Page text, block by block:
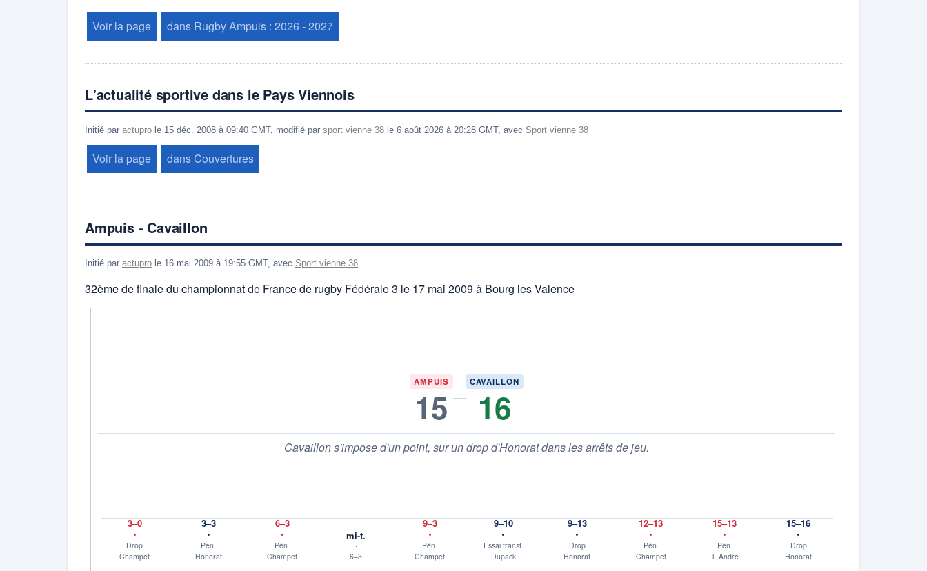
Voir la page dans Rugby Ampuis : 2026 - 2027
L'actualité sportive dans le Pays Viennois
Initié par actupro le 15 déc. 2008 à 09:40 GMT, modifié par sport vienne 38 le 6 août 2026 à 20:28 GMT, avec Sport vienne 38
Voir la page dans Couvertures
Ampuis - Cavaillon
Initié par actupro le 16 mai 2009 à 19:55 GMT, avec Sport vienne 38
32ème de finale du championnat de France de rugby Fédérale 3 le 17 mai 2009 à Bourg les Valence
AMPUIS
15 —
CAVAILLON
16
Cavaillon s'impose d'un point, sur un drop d'Honorat dans les arrêts de jeu.
3–0
Drop
Champet
3–3
Pén.
Honorat
6–3
Pén.
Champet
mi-t.
6–3
9–3
Pén.
Champet
9–10
Essai transf.
Dupack
9–13
Drop
Honorat
12–13
Pén.
Champet
15–13
Pén.
T. André
15–16
Drop
Honorat